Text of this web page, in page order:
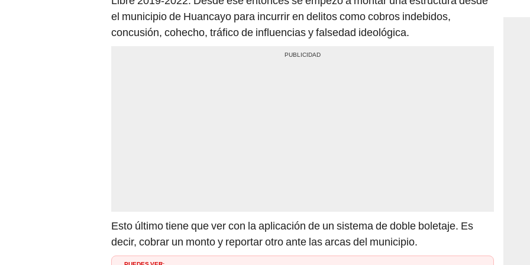
el municipio de Huancayo para incurrir en delitos como cobros indebidos,
concusión, cohecho, tráfico de influencias y falsedad ideológica.
Esto último tiene que ver con la aplicación de un sistema de doble boletaje. Es
decir, cobrar un monto y reportar otro ante las arcas del municipio.
PUEDES VER: